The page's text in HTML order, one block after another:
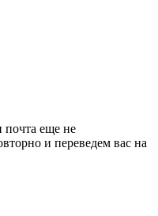
почта еще не
и переведем вас на